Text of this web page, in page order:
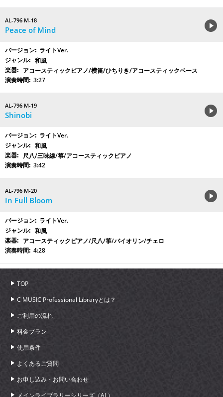
AL-796 M-18
Peace of Mind
ライトVer.
和風
アコースティックピアノ/横笛/ひちりき/アコースティックベース
3:27
AL-796 M-19
Shinobi
ライトVer.
和風
尺八/三味線/箏/アコースティックピアノ
3:42
AL-796 M-20
In Full Bloom
ライトVer.
和風
アコースティックピアノ/尺八/箏/バイオリン/チェロ
4:28
TOP
C MUSIC Professional Libraryとは？
ご利用の流れ
料金プラン
使用条件
よくあるご質問
お申し込み・お問い合わせ